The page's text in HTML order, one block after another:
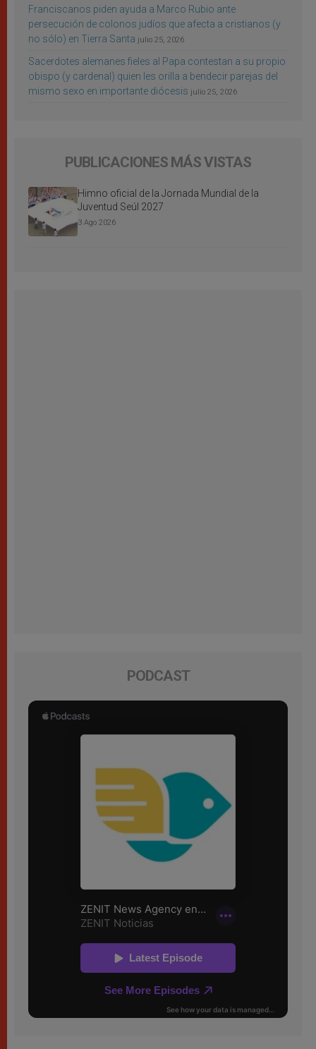
Franciscanos piden ayuda a Marco Rubio ante
persecución de colonos judíos que afecta a cristianos (y
no sólo) en Tierra Santa julio 25, 2026
Sacerdotes alemanes fieles al Papa contestan a su propio
obispo (y cardenal) quien les orilla a bendecir parejas del
mismo sexo en importante diócesis julio 25, 2026
PUBLICACIONES MÁS VISTAS
Himno oficial de la Jornada Mundial de la
Juventud Seúl 2027
3 Ago 2026
PODCAST